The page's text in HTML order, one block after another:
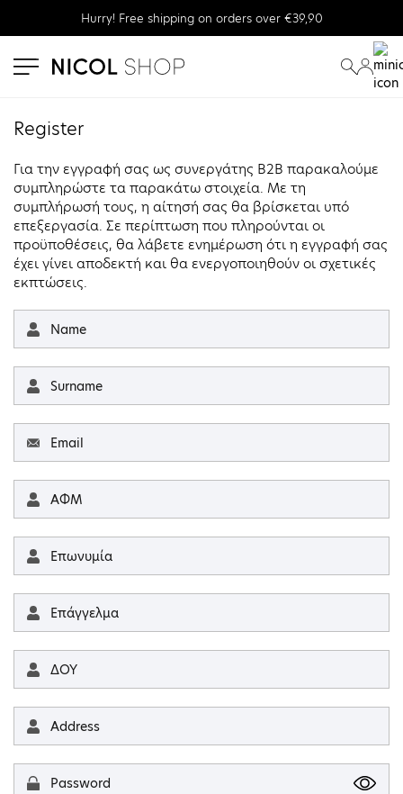
Hurry! Free shipping on orders over €39,90
Register
Για την εγγραφή σας ως συνεργάτης B2B παρακαλούμε
συμπληρώστε τα παρακάτω στοιχεία. Με τη
συμπλήρωσή τους, η αίτησή σας θα βρίσκεται υπό
επεξεργασία. Σε περίπτωση που πληρούνται οι
προϋποθέσεις, θα λάβετε ενημέρωση ότι η εγγραφή σας
έχει γίνει αποδεκτή και θα ενεργοποιηθούν οι σχετικές
εκπτώσεις.